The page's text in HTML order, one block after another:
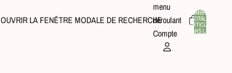
OUVRIR LA FENÊTRE MODALE DE RECHERCHE
menu
déroulant
Compte
NOMBRE
TOTAL
D’ARTICLES
DANS LE